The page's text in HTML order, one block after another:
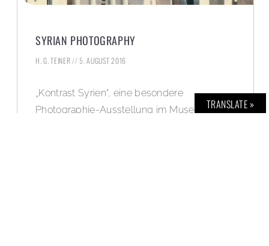
SYRIAN PHOTOGRAPHY
H. G. TEINER 5. AUGUST 2016
„Kontrast Syrien“, eine besondere
Photographie-Ausstellung im Museum fürTRANSLATE »